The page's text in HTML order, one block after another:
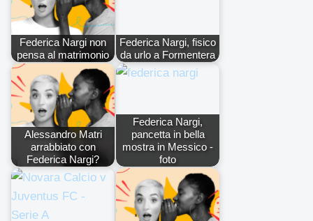
Federica Nargi non
pensa al matrimonio
Federica Nargi, fisico
da urlo a Formentera
Alessandro Matri
arrabbiato con
Federica Nargi?
Federica Nargi,
pancetta in bella
mostra in Messico -
foto